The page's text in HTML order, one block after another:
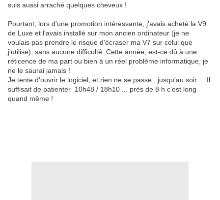
suis aussi arraché quelques cheveux !
Pourtant, lors d'une promotion intéressante, j'avais acheté la V9
de Luxe et l'avais installé sur mon ancien ordinateur (je ne
voulais pas prendre le risque d'écraser ma V7 sur celui que
j'utilise), sans aucune difficulté. Cette année, est-ce dû à une
réticence de ma part ou bien à un réel problème informatique, je
ne le saurai jamais !
Je tente d'ouvrir le logiciel, et rien ne se passe , jusqu'au soir ... Il
suffisait de patienter 10h48 / 18h10 ... près de 8 h c'est long
quand même !